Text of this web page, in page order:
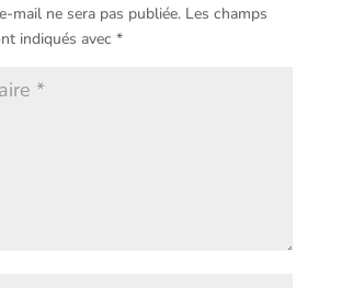
mail ne sera pas publiée. Les champs
indiqués avec *